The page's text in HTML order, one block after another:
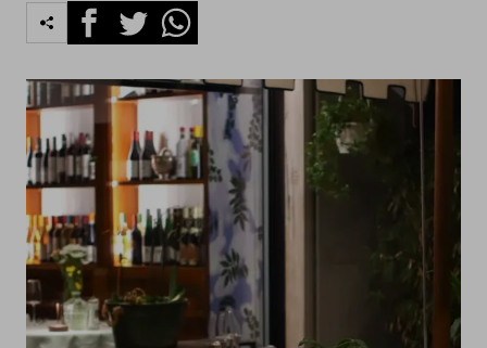
FacebookTwitterWhatsapp